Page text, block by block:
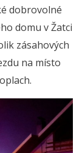
dobrovolné
domu v Žatci
zásahových
na místo